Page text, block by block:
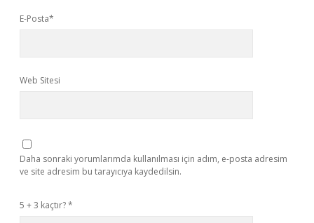
E-Posta*
Web Sitesi
Daha sonraki yorumlarımda kullanılması için adım, e-posta adresim
ve site adresim bu tarayıcıya kaydedilsin.
5 + 3 kaçtır?*